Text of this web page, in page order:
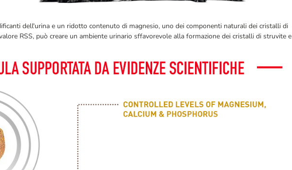
dell'urina e un ridotto contenuto di magnesio, uno dei componenti naturali dei cristalli di
RSS, può creare un ambiente urinario sffavorevole alla formazione dei cristalli di struvite e